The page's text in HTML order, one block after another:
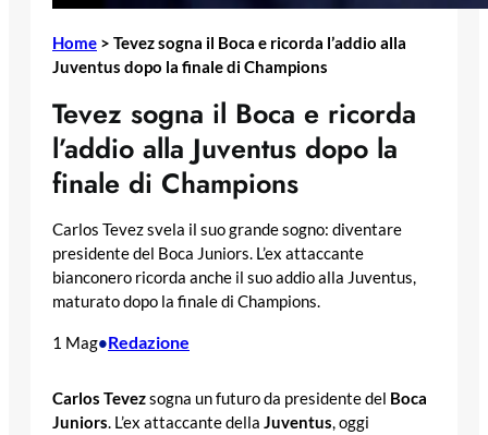
Home > Tevez sogna il Boca e ricorda l’addio alla
Juventus dopo la finale di Champions
Tevez sogna il Boca e ricorda
l’addio alla Juventus dopo la
finale di Champions
Carlos Tevez svela il suo grande sogno: diventare
presidente del Boca Juniors. L’ex attaccante
bianconero ricorda anche il suo addio alla Juventus,
maturato dopo la finale di Champions.
1 Mag•Redazione
Carlos Tevezsogna un futuro da presidente del Boca
Juniors. L’ex attaccante della Juventus, oggi